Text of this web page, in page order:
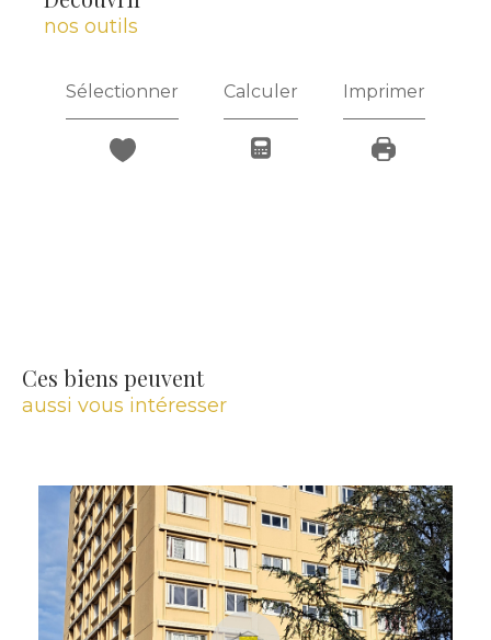
nos outils
Sélectionner Calculer Imprimer
Ces biens peuvent
aussi vous intéresser